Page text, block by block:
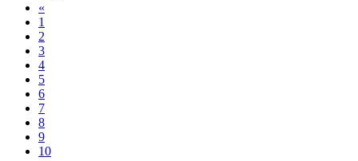
«
1
2
3
4
5
6
7
8
9
10